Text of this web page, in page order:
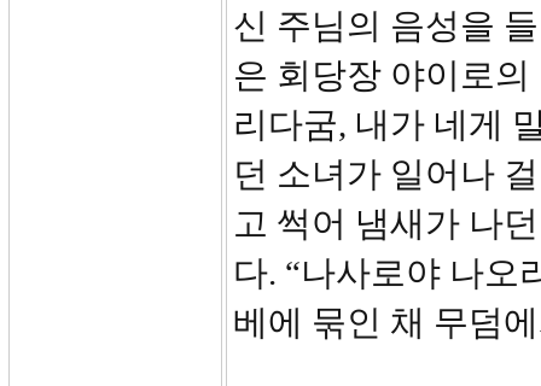
신 주님의 음성을
은 회당장 야이로
리다굼, 내가 네게
던 소녀가 일어나
고 썩어 냄새가 나
다. “나사로야 나오
베에 묶인 채 무덤